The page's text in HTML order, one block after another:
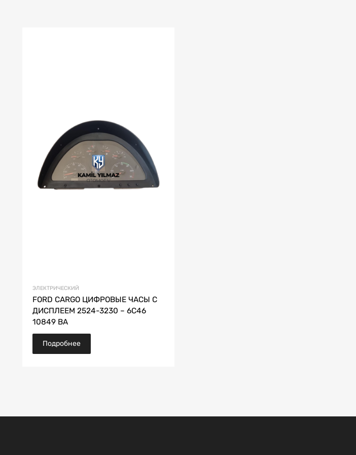
ЭЛЕКТРИЧЕСКИЙ
FORD CARGO ЦИФРОВЫЕ ЧАСЫ С
ДИСПЛЕЕМ 2524-3230 – 6C46
10849 BA
Подробнее